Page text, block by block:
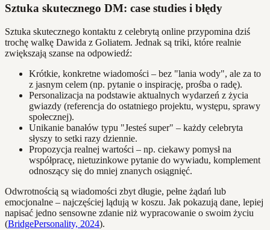
Sztuka skutecznego DM: case studies i błędy
Sztuka skutecznego kontaktu z celebrytą online przypomina dziś
trochę walkę Dawida z Goliatem. Jednak są triki, które realnie
zwiększają szanse na odpowiedź:
Krótkie, konkretne wiadomości – bez "lania wody", ale za to
z jasnym celem (np. pytanie o inspirację, prośba o radę).
Personalizacja na podstawie aktualnych wydarzeń z życia
gwiazdy (referencja do ostatniego projektu, występu, sprawy
społecznej).
Unikanie banałów typu "Jesteś super" – każdy celebryta
słyszy to setki razy dziennie.
Propozycja realnej wartości – np. ciekawy pomysł na
współpracę, nietuzinkowe pytanie do wywiadu, komplement
odnoszący się do mniej znanych osiągnięć.
Odwrotnością są wiadomości zbyt długie, pełne żądań lub
emocjonalne – najczęściej lądują w koszu. Jak pokazują dane, lepiej
napisać jedno sensowne zdanie niż wypracowanie o swoim życiu
(BridgePersonality, 2024).